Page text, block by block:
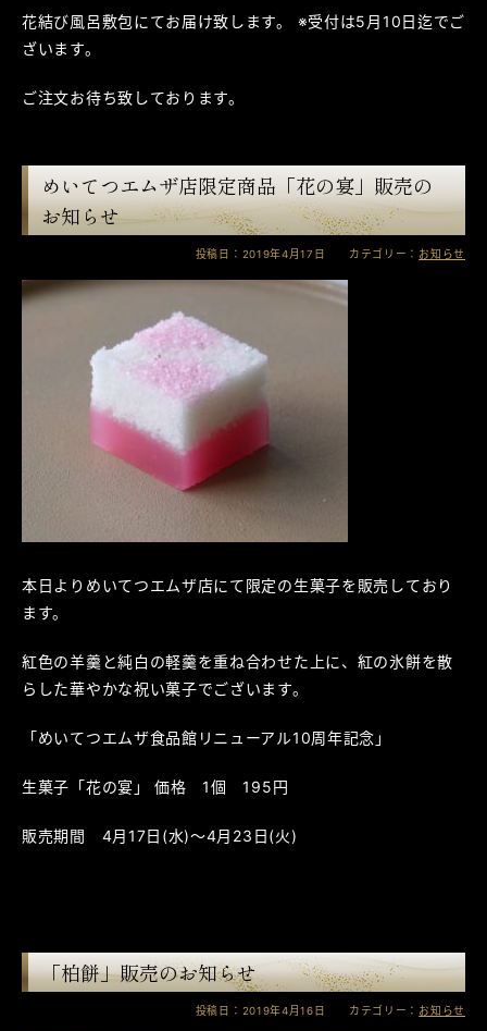
花結び風呂敷包にてお届け致します。 ※受付は5月10日迄でご
ざいます。
ご注文お待ち致しております。
めいてつエムザ店限定商品「花の宴」販売の
お知らせ
投稿日：2019年4月17日 カテゴリー： お知らせ
本日よりめいてつエムザ店にて限定の生菓子を販売しており
ます。
紅色の羊羹と純白の軽羹を重ね合わせた上に、紅の氷餅を散
らした華やかな祝い菓子でございます。
「めいてつエムザ食品館リニューアル10周年記念」
生菓子「花の宴」 価格 1個 195円
販売期間 4月17日(水)～4月23日(火)
「柏餅」販売のお知らせ
投稿日：2019年4月16日 カテゴリー： お知らせ